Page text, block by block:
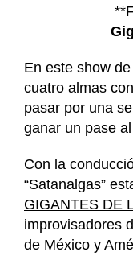
En este show
cuatro almas
pasar por una
ganar un pase
Con la
“Satanalgas”
GIGANTES DE
improvisadores
de México y